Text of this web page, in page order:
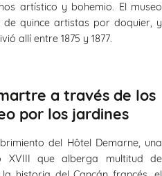
artístico y bohemio. El museo
quince artistas por doquier, y
allí entre 1875 y 1877.
a través de los
por los jardines
del Hôtel Demarne, una
XVIII que alberga multitud de